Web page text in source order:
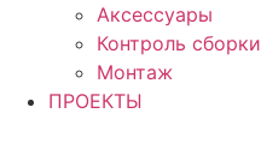
Аксессуары
Контроль сборки
Монтаж
ПРОЕКТЫ